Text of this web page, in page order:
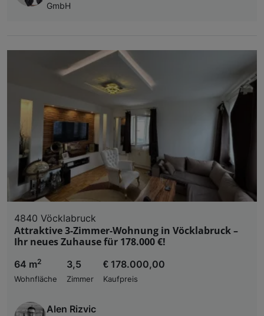
GmbH
4840 Vöcklabruck
Attraktive 3-Zimmer-Wohnung in Vöcklabruck –
Ihr neues Zuhause für 178.000 €!
64 m2
Wohnfläche
3,5
Zimmer
€ 178.000,00
Kaufpreis
Alen Rizvic